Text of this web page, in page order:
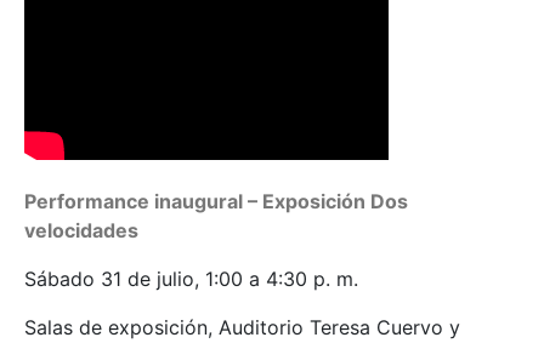
Performance inaugural – Exposición Dos
velocidades
Sábado 31 de julio, 1:00 a 4:30 p. m.
Salas de exposición, Auditorio Teresa Cuervo y